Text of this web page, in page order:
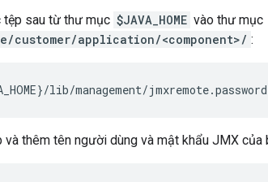
tệp sau từ thư mục $JAVA_HOME vào thư mục
customer/application/<component>/ :
lib/management/
và thêm tên người dùng và mật khẩu JMX của